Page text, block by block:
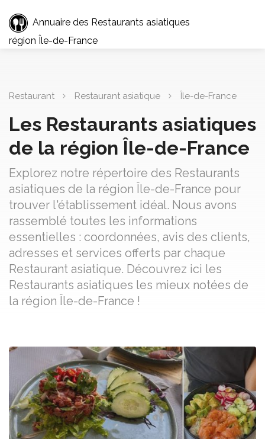
Annuaire des Restaurants asiatiques
région Île-de-France
Restaurant Restaurant asiatique Île-de-France
Les Restaurants asiatiques
de la région Île-de-France
Explorez notre répertoire des Restaurants
asiatiques de la région Île-de-France pour
trouver l'établissement idéal. Nous avons
rassemblé toutes les informations
essentielles : coordonnées, avis des clients,
adresses et services offerts par chaque
Restaurant asiatique. Découvrez ici les
Restaurants asiatiques les mieux notées de
la région Île-de-France !